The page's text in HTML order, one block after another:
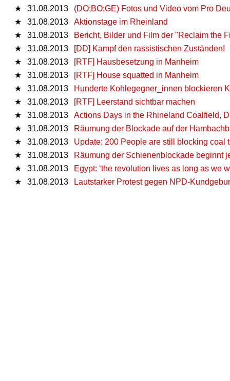
★
31.08.2013
(DO;BO;GE) Fotos und Video vom Pro
★
31.08.2013
Aktionstage im Rheinland
★
31.08.2013
Bericht, Bilder und Film der "Reclaim the
★
31.08.2013
[DD] Kampf den rassistischen Zuständen!
★
31.08.2013
[RTF] Hausbesetzung in Manheim
★
31.08.2013
[RTF] House squatted in Manheim
★
31.08.2013
Hunderte Kohlegegner_innen blockieren
★
31.08.2013
[RTF] Leerstand sichtbar machen
★
31.08.2013
Actions Days in the Rhineland Coalfield,
★
31.08.2013
Räumung der Blockade auf der
★
31.08.2013
Update: 200 People are still blocking coal
★
31.08.2013
Räumung der Schienenblockade beginnt
★
31.08.2013
Egypt: ‘the revolution lives as long as we
★
31.08.2013 Lautstarker Protest gegen NPD-